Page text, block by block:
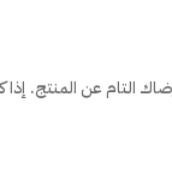
التام عن المنتج.